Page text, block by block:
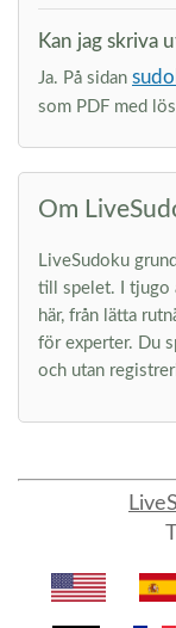
Kan jag skriva
Ja. På sidan
som PDF med
Om
LiveSudoku
till spelet. I tjugo
här, från lätta
för experter. Du
och utan